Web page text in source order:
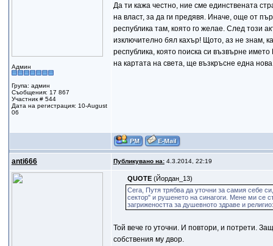
Админ
Група: админ
Съобщения: 17 867
Участник # 544
Дата на регистрация: 10-August
06
Да ти кажа честно, ние сме единствената
на власт, за да ги предявя. Иначе, още от
республика там, която го желае. След този
изключително бял кахър! Щото, аз не знам,
республика, която поиска си възвърне
на картата на света, ще възкръсне една
anti666 Публикувано на:4.3.2014, 22:19
QUOTE (Йордан_13)
Сега, Путя трябва да уточни за самия себе
сектор" и рушенето на синагоги. Мене ми се
загрижеността за душевното здраве и
Той вече го уточни. И повтори, и потрети.
собствения му двор.